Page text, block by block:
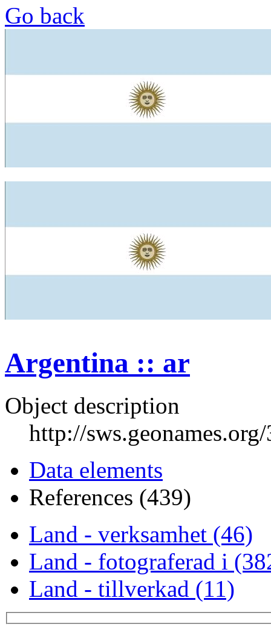
Go back
Argentina :: ar
Object description
http://
Data elements
References (439)
Land - verksamhet (46)
Land - fotograferad i
Land - tillverkad (11)